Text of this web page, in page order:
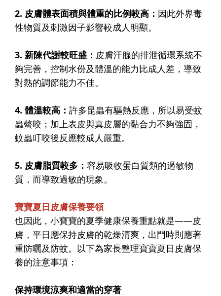
2. 皮膚體表面積與體重的比例較高： 因此外界毒
性物質及刺激因子影響較成人明顯。
3. 新陳代謝較旺盛： 皮膚汗腺的排泄循環系統不
夠完善，控制水份及體溫的能力比成人差，導致
對熱的調節能力不佳。
4. 體溫較高： 許多昆蟲有驅熱反應，所以易受蚊
蟲螫咬；加上表皮與真皮層的黏合力不夠強固，
蚊蟲叮咬後反應較成人嚴重。
5. 皮膚脂質較多： 容易吸收蛋白質類的過敏物
質，而導致過敏的現象。
寶寶夏日皮膚保養要領
也因此，小寶寶的夏季健康保養重點就是——皮
膚，平日應保持皮膚的乾燥清爽，出門時則應著
重防曬及防蚊。 以下為家長整理寶寶夏日皮膚保
養的注意事項：
保持環境涼爽和適當的穿著